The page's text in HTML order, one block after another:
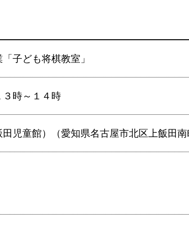
子ども将棋教室」
３時～１４時
児童館）（愛知県名古屋市北区上飯田南